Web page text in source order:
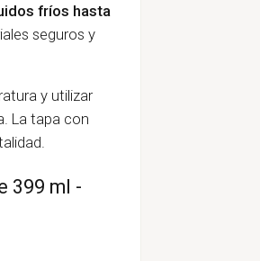
fríos hasta
seguros y
y utilizar
La tapa con
399 ml -